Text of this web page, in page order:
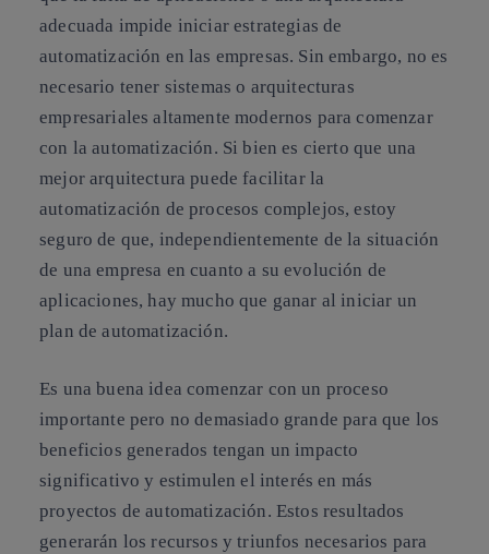
adecuada impide iniciar estrategias de
automatización en las empresas. Sin embargo, no es
necesario tener sistemas o arquitecturas
empresariales altamente modernos para comenzar
con la automatización. Si bien es cierto que una
mejor arquitectura puede facilitar la
automatización de procesos complejos, estoy
seguro de que, independientemente de la situación
de una empresa en cuanto a su evolución de
aplicaciones, hay mucho que ganar al iniciar un
plan de automatización.
Es una buena idea comenzar con un proceso
importante pero no demasiado grande para que los
beneficios generados tengan un impacto
significativo y estimulen el interés en más
proyectos de automatización. Estos resultados
generarán los recursos y triunfos necesarios para